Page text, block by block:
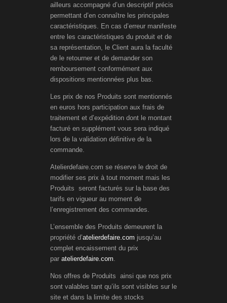
ailleurs accompagné d’un descriptif précis
permettant d’en connaître les principales
caractéristiques. En cas d’erreur manifeste
entre les caractéristiques du produit et de
sa représentation, le Client aura la faculté
de le retourner et de demander son
remboursement conformément aux
dispositions mentionnées plus bas.
Les prix de nos Produits sont mentionnés
en euros hors participation aux frais de
traitement et d’expédition dont le montant
facturé en supplément vous sera indiqué
lors de la validation définitive de la
commande.
Atelierdefaire.com se réserve le droit de
modifier ses prix à tout moment mais les
Produits seront facturés sur la base des
tarifs en vigueur au moment de
l’enregistrement des commandes.
L’ensemble des Produits demeurent la
propriété d’atelierdefaire.com jusqu’au
complet encaissement du prix
par atelierdefaire.com
Nos offres de Produits ainsi que nos prix
sont valables tant qu’ils sont visibles sur le
site et dans la limite des stocks